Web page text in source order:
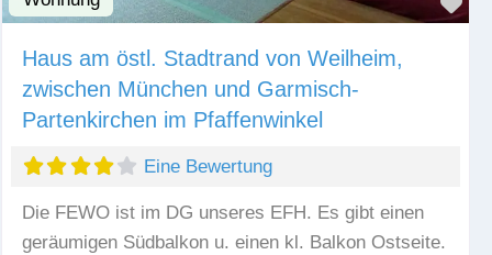
Haus am östl. Stadtrand von Weilheim,
zwischen München und Garmisch-
Partenkirchen im Pfaffenwinkel
Eine Bewertung
Die FEWO ist im DG unseres EFH. Es gibt einen
geräumigen Südbalkon u. einen kl. Balkon Ostseite.